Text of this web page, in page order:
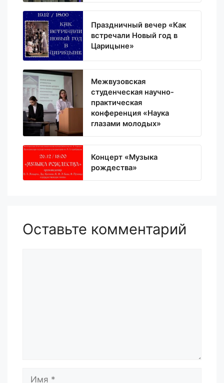
Праздничный вечер «Как
встречали Новый год в
Царицыне»
Межвузовская
студенческая научно-
практическая
конференция «Наука
глазами молодых»
Концерт «Музыка
рождества»
Оставьте комментарий